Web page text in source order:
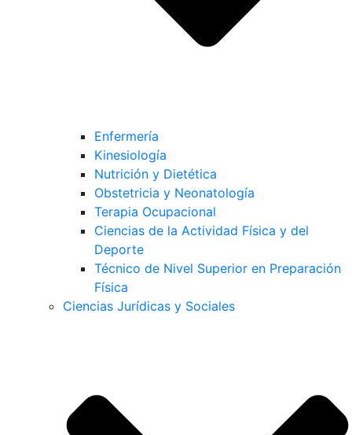
Enfermería
Kinesiología
Nutrición y Dietética
Obstetricia y Neonatología
Terapia Ocupacional
Ciencias de la Actividad Física y del
Deporte
Técnico de Nivel Superior en Preparación
Física
Ciencias Jurídicas y Sociales